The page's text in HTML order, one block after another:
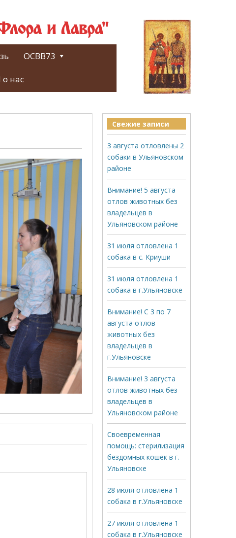
и Лавра"
ОСВВ73
нас
Свежие записи
3 августа отловлены 2
собаки в Ульяновском
районе
Внимание! 5 августа
отлов животных без
владельцев в
Ульяновском районе
31 июля отловлена 1
собака в с. Криуши
31 июля отловлена 1
собака в г.Ульяновске
Внимание! С 3 по 7
августа отлов
животных без
владельцев в
г.Ульяновске
Внимание! 3 августа
отлов животных без
владельцев в
Ульяновском районе
Своевременная
помощь: стерилизация
бездомных кошек в г.
Ульяновске
28 июля отловлена 1
собака в г.Ульяновске
27 июля отловлена 1
собака в г.Ульяновске